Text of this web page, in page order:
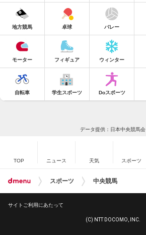
地方競馬 卓球 バレー
モーター フィギュア ウィンター
自転車 学生スポーツ Doスポーツ
データ提供：日本中央競馬会
TOP ニュース 天気 スポーツ
スポーツ 中央競馬
サイトご利用にあたって
(C) NTT DOCOMO, INC.